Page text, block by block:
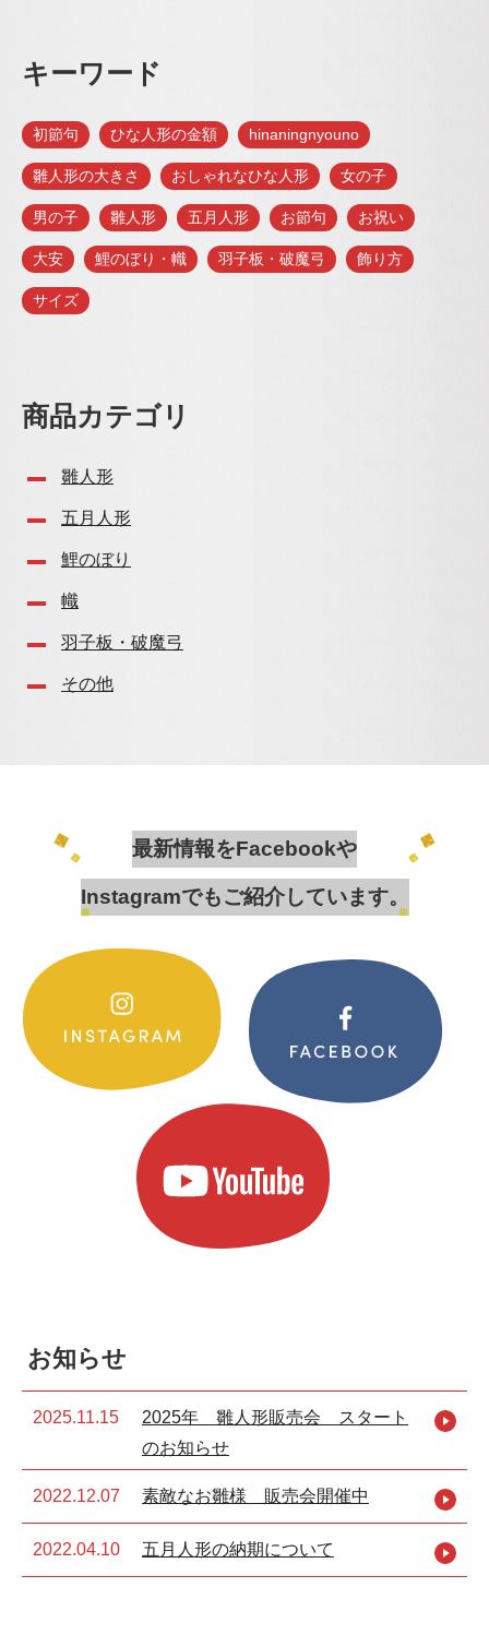
キーワード
初節句 ひな人形の金額 hinaningnyouno
雛人形の大きさ おしゃれなひな人形 女の子
男の子 雛人形 五月人形 お節句 お祝い
大安 鯉のぼり・幟 羽子板・破魔弓 飾り方
サイズ
商品カテゴリ
雛人形
五月人形
鯉のぼり
幟
羽子板・破魔弓
その他
最新情報をFacebookや
Instagramでもご紹介しています。
お知らせ
2025.11.15
2025年 雛人形販売会 スタート
のお知らせ
2022.12.07 素敵なお雛様 販売会開催中
2022.04.10 五月人形の納期について